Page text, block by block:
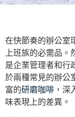
在快節奏的辦公室
上班族的必需品
是企業管理者和行
於兩種常見的辦公
富的研磨咖啡 ，深
味表現上的差異。